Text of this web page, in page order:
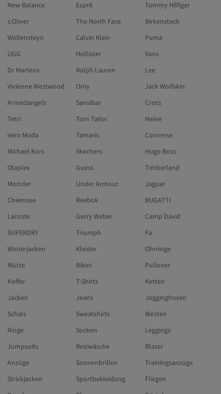
New Balance
Esprit
Tommy Hilfiger
s.Oliver
The North Face
Birkenstock
Wellensteyn
Calvin Klein
Puma
UGG
Hollister
Vans
Dr Martens
Ralph Lauren
Lee
Vivienne Westwood
Only
Jack Wolfskin
Armedangels
Sansibar
Crocs
Tetri
Tom Tailor
Heine
Vero Moda
Tamaris
Converse
Michael Kors
Skechers
Hugo Boss
Olaplex
Guess
Timberland
Moncler
Under Armour
Jaguar
Chiemsee
Reebok
BUGATTI
Lacoste
Gerry Weber
Camp David
SUPERDRY
Triumph
Fa
Winterjacken
Kleider
Ohrringe
Mütze
Bikini
Pullover
Koffer
T-Shirts
Ketten
Jacken
Jeans
Jogginghosen
Schals
Sweatshirts
Westen
Ringe
Socken
Leggings
Jumpsuits
Reizwäsche
Blazer
Anzüge
Sonnenbrillen
Trainingsanzüge
Strickjacken
Sportbekleidung
Fliegen